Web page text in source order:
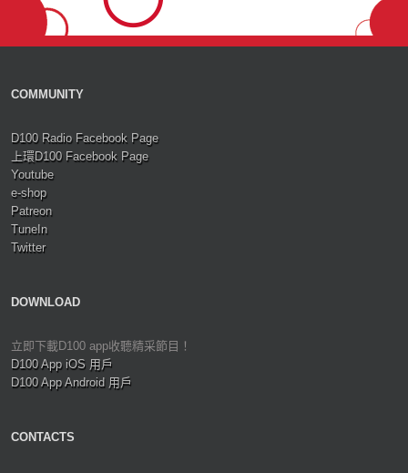
COMMUNITY
D100 Radio Facebook Page
上環D100 Facebook Page
Youtube
e-shop
Patreon
TuneIn
Twitter
DOWNLOAD
立即下載D100 app收聽精采節目！
D100 App iOS 用戶
D100 App Android 用戶
CONTACTS